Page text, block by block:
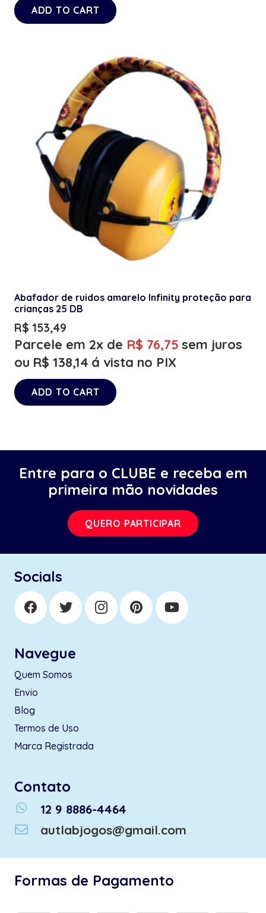
ADD TO CART
Abafador de ruidos amarelo Infinity proteção para
crianças 25 DB
R$ 153,49
Parcele em 2x de R$ 76,75 sem juros
ou R$ 138,14 á vista no PIX
ADD TO CART
Entre para o CLUBE e receba em
primeira mão novidades
QUERO PARTICIPAR
Socials
Navegue
Quem Somos
Envio
Blog
Termos de Uso
Marca Registrada
Contato
whatsapp
12 9 8886-4464
autlabjogos@gmail.com
Formas de Pagamento